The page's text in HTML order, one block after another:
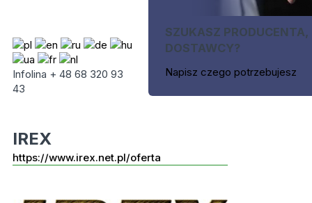
Infolina + 48 68 320 93
43
SZUKASZ PRODUCENTA,
DOSTAWCY?
Napisz czego potrzebujesz
IREX
https://www.irex.net.pl/oferta